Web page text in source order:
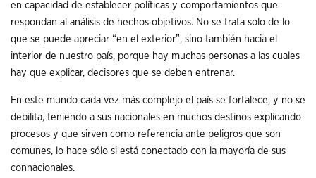
en capacidad de establecer políticas y comportamientos que
respondan al análisis de hechos objetivos. No se trata solo de lo
que se puede apreciar “en el exterior”, sino también hacia el
interior de nuestro país, porque hay muchas personas a las cuales
hay que explicar, decisores que se deben entrenar.
En este mundo cada vez más complejo el país se fortalece, y no se
debilita, teniendo a sus nacionales en muchos destinos explicando
procesos y que sirven como referencia ante peligros que son
comunes, lo hace sólo si está conectado con la mayoría de sus
connacionales.